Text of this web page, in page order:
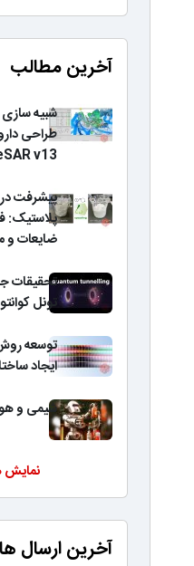
آخرین مطالب
شبیه سازی
طراحی دارو
v13
پیشرفت
پلاستیک:
ضایعات و
تحقیقات
تونل
توسعه
ایجاد
شیمی و
نمایش
آخرین ارسال